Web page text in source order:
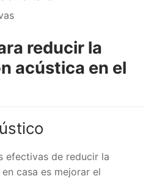
reducir la
acústica en el
efectivas de reducir la
casa es mejorar el